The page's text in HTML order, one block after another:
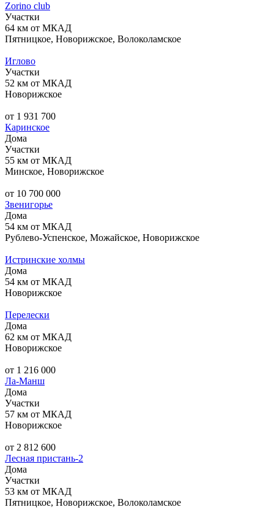
Zorino club
Участки
64 км от МКАД
Пятницкое, Новорижское, Волоколамское
Иглово
Участки
52 км от МКАД
Новорижское
от 1 931 700
Каринское
Дома
Участки
55 км от МКАД
Минское, Новорижское
от 10 700 000
Звенигорье
Дома
54 км от МКАД
Рублево-Успенское, Можайское, Новорижское
Истринские холмы
Дома
54 км от МКАД
Новорижское
Перелески
Дома
62 км от МКАД
Новорижское
от 1 216 000
Ла-Манш
Дома
Участки
57 км от МКАД
Новорижское
от 2 812 600
Лесная пристань-2
Дома
Участки
53 км от МКАД
Пятницкое, Новорижское, Волоколамское